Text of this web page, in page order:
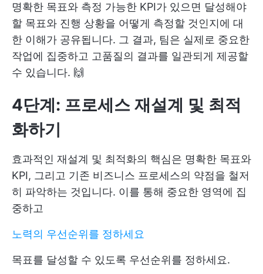
명확한 목표와 측정 가능한 KPI가 있으면 달성해야
할 목표와 진행 상황을 어떻게 측정할 것인지에 대
한 이해가 공유됩니다. 그 결과, 팀은 실제로 중요한
작업에 집중하고 고품질의 결과를 일관되게 제공할
수 있습니다. 🙌
4단계: 프로세스 재설계 및 최적
화하기
효과적인 재설계 및 최적화의 핵심은 명확한 목표와
KPI, 그리고 기존 비즈니스 프로세스의 약점을 철저
히 파악하는 것입니다. 이를 통해 중요한 영역에 집
중하고
노력의 우선순위를 정하세요
목표를 달성할 수 있도록 우선순위를 정하세요.